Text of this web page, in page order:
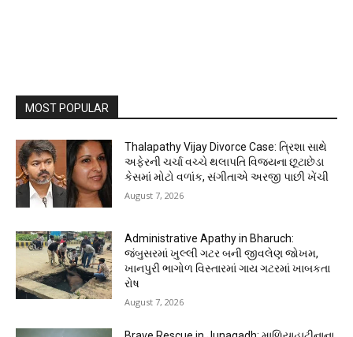
MOST POPULAR
Thalapathy Vijay Divorce Case: ત્રિશા સાથે
અફેરની ચર્ચા વચ્ચે થલાપતિ વિજયના છૂટાછેડા
કેસમાં મોટો વળાંક, સંગીતાએ અરજી પાછી ખેંચી
August 7, 2026
Administrative Apathy in Bharuch:
જંબુસરમાં ખુલ્લી ગટર બની જીવલેણ જોખમ,
ખાનપુરી ભાગોળ વિસ્તારમાં ગાય ગટરમાં ખાબકતા
રોષ
August 7, 2026